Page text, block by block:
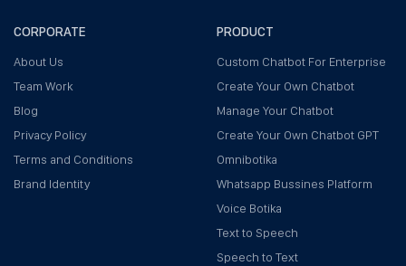
CORPORATE
About Us
Team Work
Blog
Privacy Policy
Terms and Conditions
Brand Identity
PRODUCT
Custom Chatbot For Enterprise
Create Your Own Chatbot
Manage Your Chatbot
Create Your Own Chatbot GPT
Omnibotika
Whatsapp Bussines Platform
Voice Botika
Text to Speech
Speech to Text